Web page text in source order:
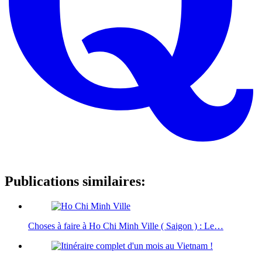
Publications similaires:
Choses à faire à Ho Chi Minh Ville ( Saigon ) : Le…